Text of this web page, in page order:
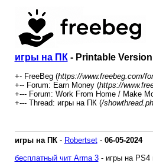
игры на ПК- Printable Version
+- FreeBeg (https://www.freebeg.com/
+-- Forum: Earn Money (https://
+--- Forum: Work From Home / Make
+--- Thread: игры на ПК (/
игры на ПК- Robertset- 06-05-2024
бесплатный чит Arma 3- игры на PS4